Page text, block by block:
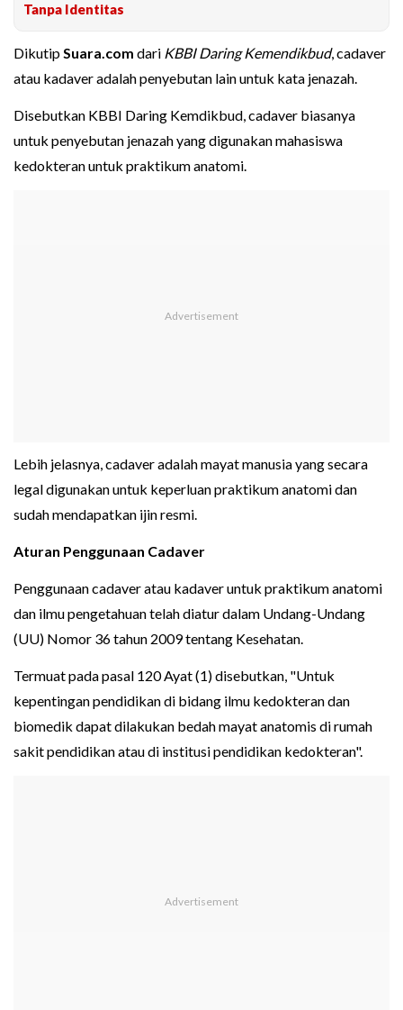
Tanpa Identitas
DikutipSuara.com dari KBBI Daring Kemendikbud, cadaver
atau kadaver adalah penyebutan lain untuk kata jenazah.
Disebutkan KBBI Daring Kemdikbud, cadaver biasanya
untuk penyebutan jenazah yang digunakan mahasiswa
kedokteran untuk praktikum anatomi.
Lebih jelasnya, cadaver adalah mayat manusia yang secara
legal digunakan untuk keperluan praktikum anatomi dan
sudah mendapatkan ijin resmi.
Aturan Penggunaan Cadaver
Penggunaan cadaver atau kadaver untuk praktikum anatomi
dan ilmu pengetahuan telah diatur dalam Undang-Undang
(UU) Nomor 36 tahun 2009 tentang Kesehatan.
Termuat pada pasal 120 Ayat (1) disebutkan, "Untuk
kepentingan pendidikan di bidang ilmu kedokteran dan
biomedik dapat dilakukan bedah mayat anatomis di rumah
sakit pendidikan atau di institusi pendidikan kedokteran".